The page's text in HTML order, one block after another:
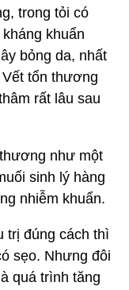
trong tỏi có
khuẩn
bỏng da, nhất
tổn thương
rất lâu sau
như một
sinh lý hàng
nhiễm khuẩn.
trị đúng cách thì
sẹo. Nhưng đôi
quá trình tăng